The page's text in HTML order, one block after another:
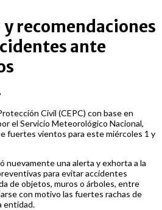
recomendaciones
ante
Civil (CEPC) con base en
el Servicio Meteorológico Nacional,
fuertes vientos para este miércoles 1 y
nuevamente una alerta y exhorta a la
para evitar accidentes
de objetos, muros o árboles, entre
con motivo las fuertes rachas de
entidad.